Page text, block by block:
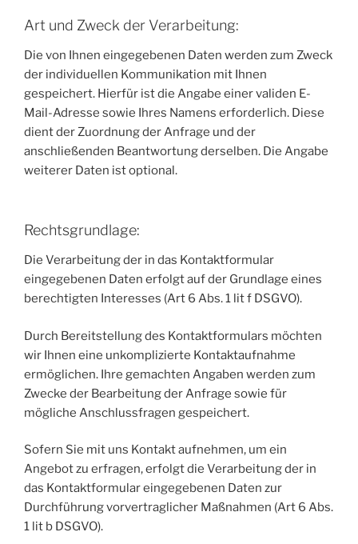
Art und Zweck der Verarbeitung:
Die von Ihnen eingegebenen Daten werden zum Zweck
der individuellen Kommunikation mit Ihnen
gespeichert. Hierfür ist die Angabe einer validen E-
Mail-Adresse sowie Ihres Namens erforderlich. Diese
dient der Zuordnung der Anfrage und der
anschließenden Beantwortung derselben. Die Angabe
weiterer Daten ist optional.
Rechtsgrundlage:
Die Verarbeitung der in das Kontaktformular
eingegebenen Daten erfolgt auf der Grundlage eines
berechtigten Interesses (Art 6 Abs. 1 lit f DSGVO).
Durch Bereitstellung des Kontaktformulars möchten
wir Ihnen eine unkomplizierte Kontaktaufnahme
ermöglichen. Ihre gemachten Angaben werden zum
Zwecke der Bearbeitung der Anfrage sowie für
mögliche Anschlussfragen gespeichert.
Sofern Sie mit uns Kontakt aufnehmen, um ein
Angebot zu erfragen, erfolgt die Verarbeitung der in
das Kontaktformular eingegebenen Daten zur
Durchführung vorvertraglicher Maßnahmen (Art 6 Abs.
1 lit b DSGVO).